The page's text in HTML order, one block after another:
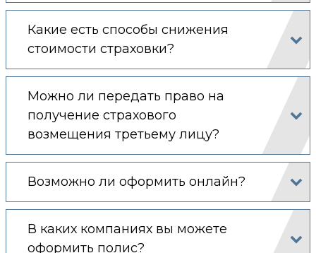
Какие есть способы снижения
стоимости страховки?
Можно ли передать право на
получение страхового
возмещения третьему лицу?
Возможно ли оформить онлайн?
В каких компаниях вы можете
оформить полис?